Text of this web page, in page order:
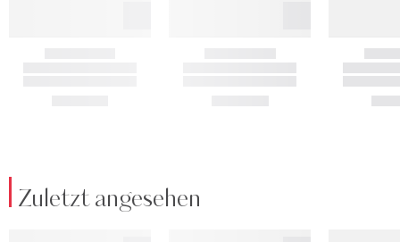
Zuletzt angesehen